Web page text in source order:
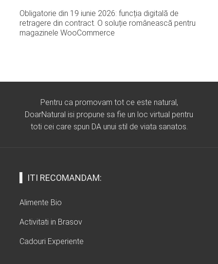
Obligatorie din 19 iunie 2026: funcția digitală de
retragere din contract. O soluție românească pentru
magazinele WooCommerce
Pentru ca promovam tot ce este natural,
DoarNatural isi propune sa fie un loc virtual pentru
toti cei care spun DA unui stil de viata sanatos.
ITI RECOMANDAM:
Alimente Bio
Activitati in Brasov
Cadouri Experiente